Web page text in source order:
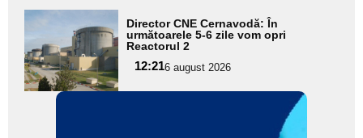
Adaugă
aici textul
pentru
subtitlu
Director CNE Cernavodă: În
următoarele 5-6 zile vom opri
Reactorul 2
12:216 august 2026